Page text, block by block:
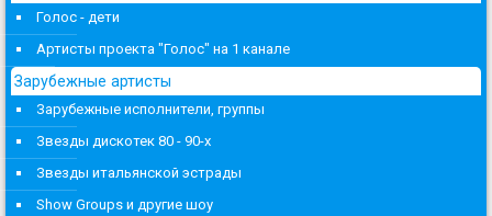
Голос - дети
Артисты проекта "Голос" на 1 канале
Зарубежные артисты
Зарубежные исполнители, группы
Звезды дискотек 80 - 90-х
Звезды итальянской эстрады
Show Groups и другие шоу